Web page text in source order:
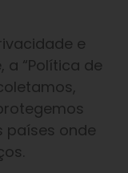
e
“Política de
países onde